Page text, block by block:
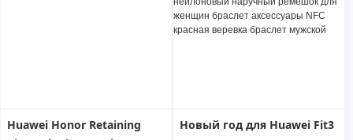
Huawei Honor Retaining
Новый год для Huawei Fit3